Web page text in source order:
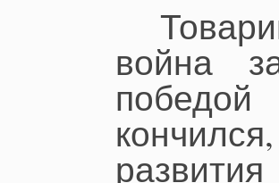
война
развития